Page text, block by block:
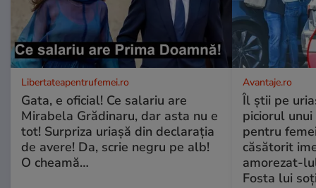
Libertateapentrufemei.ro
Gata, e oficial! Ce salariu are
Mirabela Grădinaru, dar asta nu e
tot! Surpriza uriașă din declarația
de avere! Da, scrie negru pe alb!
O cheamă…
Avantaje.ro
Îl știi pe
piciorul
pentru
căsătorit
amorezat-
Fosta lui